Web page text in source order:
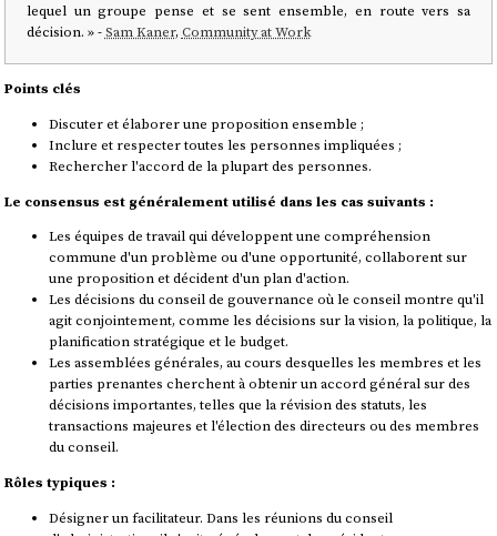
lequel un groupe pense et se sent ensemble, en route vers sa
décision. » -Sam Kaner, Community at Work
Points clés
Discuter et élaborer une proposition ensemble ;
Inclure et respecter toutes les personnes impliquées ;
Rechercher l'accord de la plupart des personnes.
Le consensus est généralement utilisé dans les cas suivants :
Les équipes de travail qui développent une compréhension
commune d'un problème ou d'une opportunité, collaborent sur
une proposition et décident d'un plan d'action.
Les décisions du conseil de gouvernance où le conseil montre qu'il
agit conjointement, comme les décisions sur la vision, la politique, la
planification stratégique et le budget.
Les assemblées générales, au cours desquelles les membres et les
parties prenantes cherchent à obtenir un accord général sur des
décisions importantes, telles que la révision des statuts, les
transactions majeures et l'élection des directeurs ou des membres
du conseil.
Rôles typiques :
Désigner un facilitateur. Dans les réunions du conseil